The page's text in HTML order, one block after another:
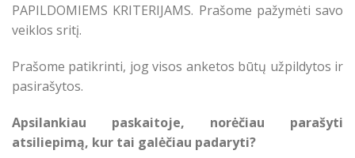
PAPILDOMIEMS KRITERIJAMS. Prašome pažymėti savo
veiklos sritį.
Prašome patikrinti, jog visos anketos būtų užpildytos ir
pasirašytos.
Apsilankiau paskaitoje, norėčiau parašyti
atsiliepimą, kur tai galėčiau padaryti?